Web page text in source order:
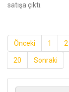
satışa çıktı.
Önceki 1 2
20 Sonraki